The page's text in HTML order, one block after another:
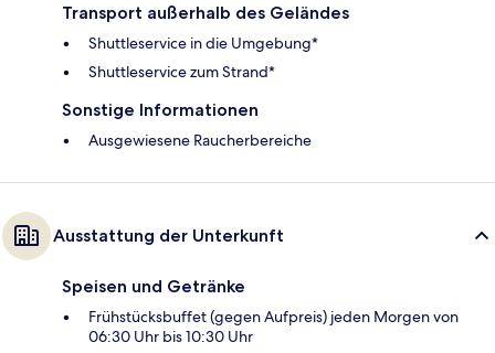
Transport außerhalb des Geländes
Shuttleservice in die Umgebung*
Shuttleservice zum Strand*
Sonstige Informationen
Ausgewiesene Raucherbereiche
Ausstattung der Unterkunft
Speisen und Getränke
Frühstücksbuffet (gegen Aufpreis) jeden Morgen von
06:30 Uhr bis 10:30 Uhr